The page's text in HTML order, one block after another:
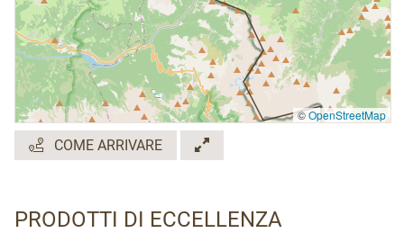
©OpenStreetMap
COME ARRIVARE
PRODOTTI DI ECCELLENZA